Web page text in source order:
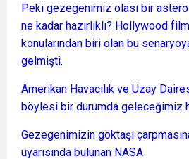
Peki gezegenimiz olası bir
ne kadar hazırlıklı? Hollywood
konularından biri olan bu
gelmişti.
Amerikan Havacılık ve Uzay
böylesi bir durumda geleceğimiz
Gezegenimizin göktaşı
uyarısında bulunan NASA